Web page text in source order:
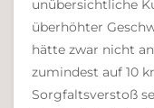
unübersichtliche
überhöhter
hätte zwar nicht
zumindest auf 10
Sorgfaltsverstoß